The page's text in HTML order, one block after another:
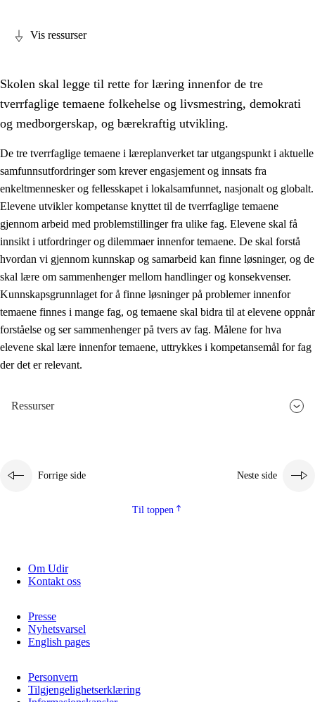
2. Prinsipper for læring, utvikling og danning
Sosial læring og utvikling
2.2 Kompetanse i fagene
Grunnleggende ferdigheter
2.4 Å lære å lære
Tverrfaglige temaer
2.5 Tverrfaglige temaer
2.5.1 Folkehelse og livsmestring
2.5.3
Vis ressurser
Skolen skal legge til rette for læring innenfor de tre
tverrfaglige temaene folkehelse og livsmestring, demokrati
og medborgerskap, og bærekraftig utvikling.
De tre tverrfaglige temaene i læreplanverket tar utgangspunkt i aktuelle
samfunnsutfordringer som krever engasjement og innsats fra
enkeltmennesker og fellesskapet i lokalsamfunnet, nasjonalt og globalt.
Elevene utvikler kompetanse knyttet til de tverrfaglige temaene
gjennom arbeid med problemstillinger fra ulike fag. Elevene skal få
innsikt i utfordringer og dilemmaer innenfor temaene. De skal forstå
hvordan vi gjennom kunnskap og samarbeid kan finne løsninger, og de
skal lære om sammenhenger mellom handlinger og konsekvenser.
Kunnskapsgrunnlaget for å finne løsninger på problemer innenfor
temaene finnes i mange fag, og temaene skal bidra til at elevene oppnår
forståelse og ser sammenhenger på tvers av fag. Målene for hva
elevene skal lære innenfor temaene, uttrykkes i kompetansemål for fag
der det er relevant.
Ressurser
Forrige side Neste side
Til toppen
Om Udir
Kontakt oss
Presse
Nyhetsvarsel
English pages
Personvern
Tilgjengelighetserklæring